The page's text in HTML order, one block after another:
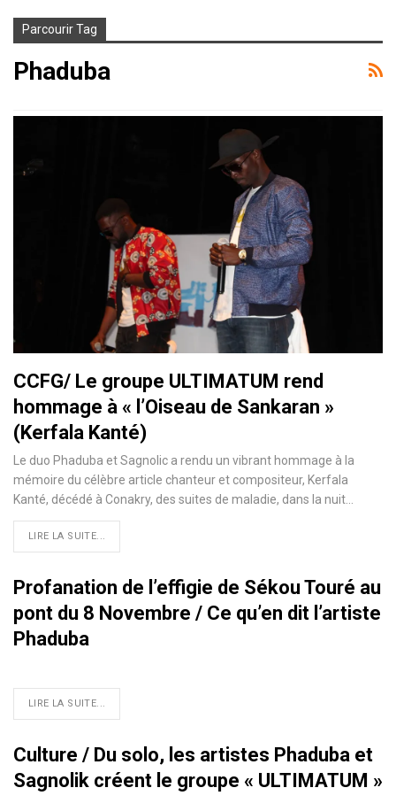
Parcourir Tag
Phaduba
CCFG/ Le groupe ULTIMATUM rend
hommage à « l’Oiseau de Sankaran »
(Kerfala Kanté)
Le duo Phaduba et Sagnolic a rendu un vibrant hommage à la
mémoire du célèbre article chanteur et compositeur, Kerfala
Kanté, décédé à Conakry, des suites de maladie, dans la nuit
LIRE LA SUITE...
Profanation de l’effigie de Sékou Touré au
pont du 8 Novembre / Ce qu’en dit l’artiste
Phaduba
LIRE LA SUITE...
Culture / Du solo, les artistes Phaduba et
Sagnolik créent le groupe « ULTIMATUM »